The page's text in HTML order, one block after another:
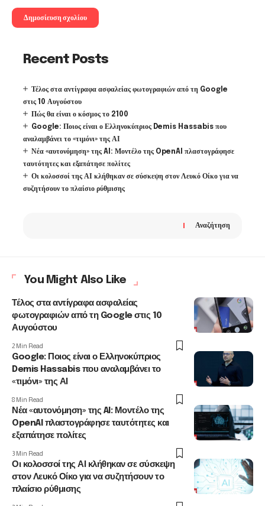
Recent Posts
Τέλος στα αντίγραφα ασφαλείας φωτογραφιών από τη Google
στις 10 Αυγούστου
Πώς θα είναι ο κόσμος το 2100
Google: Ποιος είναι ο Ελληνοκύπριος Demis Hassabis που
αναλαμβάνει το «τιμόνι» της ΑΙ
Νέα «αυτονόμηση» της AI: Μοντέλο της OpenAI πλαστογράφησε
ταυτότητες και εξαπάτησε πολίτες
Οι κολοσσοί της ΑΙ κλήθηκαν σε σύσκεψη στον Λευκό Οίκο για να
συζητήσουν το πλαίσιο ρύθμισης
Αναζήτηση
You Might Also Like
Τέλος στα αντίγραφα ασφαλείας
φωτογραφιών από τη Google στις 10
Αυγούστου
2 Min Read
Google: Ποιος είναι ο Ελληνοκύπριος
Demis Hassabis που αναλαμβάνει το
«τιμόνι» της ΑΙ
8 Min Read
Νέα «αυτονόμηση» της AI: Μοντέλο της
OpenAI πλαστογράφησε ταυτότητες και
εξαπάτησε πολίτες
3 Min Read
Οι κολοσσοί της ΑΙ κλήθηκαν σε σύσκεψη
στον Λευκό Οίκο για να συζητήσουν το
πλαίσιο ρύθμισης